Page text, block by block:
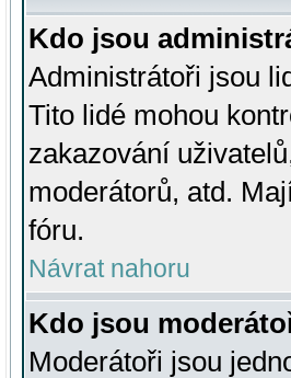
Kdo jsou
Administrátoři jsou
Tito lidé mohou
zakazování
moderátorů, atd.
fóru.
Návrat nahoru
Kdo jsou
Moderátoři jsou